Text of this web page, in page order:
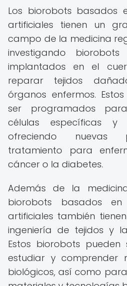
Los biorobots basados
artificiales tienen un
campo de la medicina
investigando
implantados en el
reparar tejidos
órganos enfermos.
ser programados
células específicas y
ofreciendo nuevas
tratamiento para
cáncer o la diabetes.
Además de la
biorobots basados
artificiales también
ingeniería de tejidos y
Estos biorobots
estudiar y comprender
biológicos, así como